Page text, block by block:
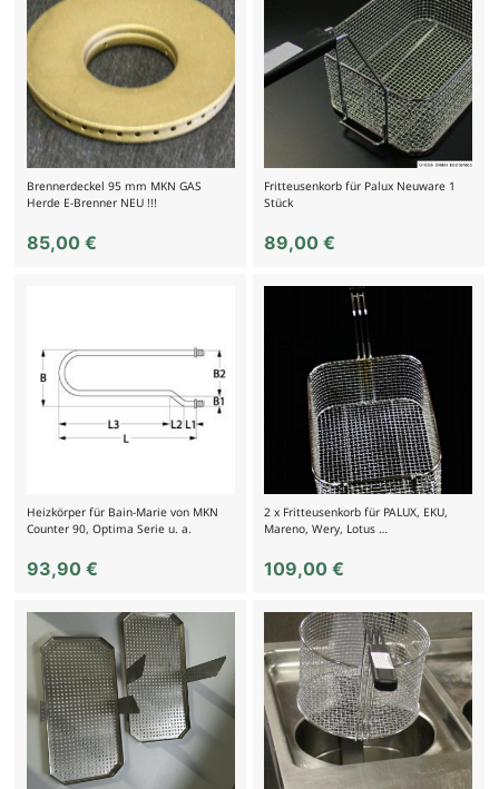
Brennerdeckel 95 mm MKN GAS
Herde E-Brenner NEU !!!
85,00 €
Fritteusenkorb für Palux Neuware 1
Stück
89,00€
Heizkörper für Bain-Marie von MKN
Counter 90, Optima Serie u. a.
93,90 €
2 x Fritteusenkorb für PALUX, EKU,
Mareno, Wery, Lotus …
109,00€